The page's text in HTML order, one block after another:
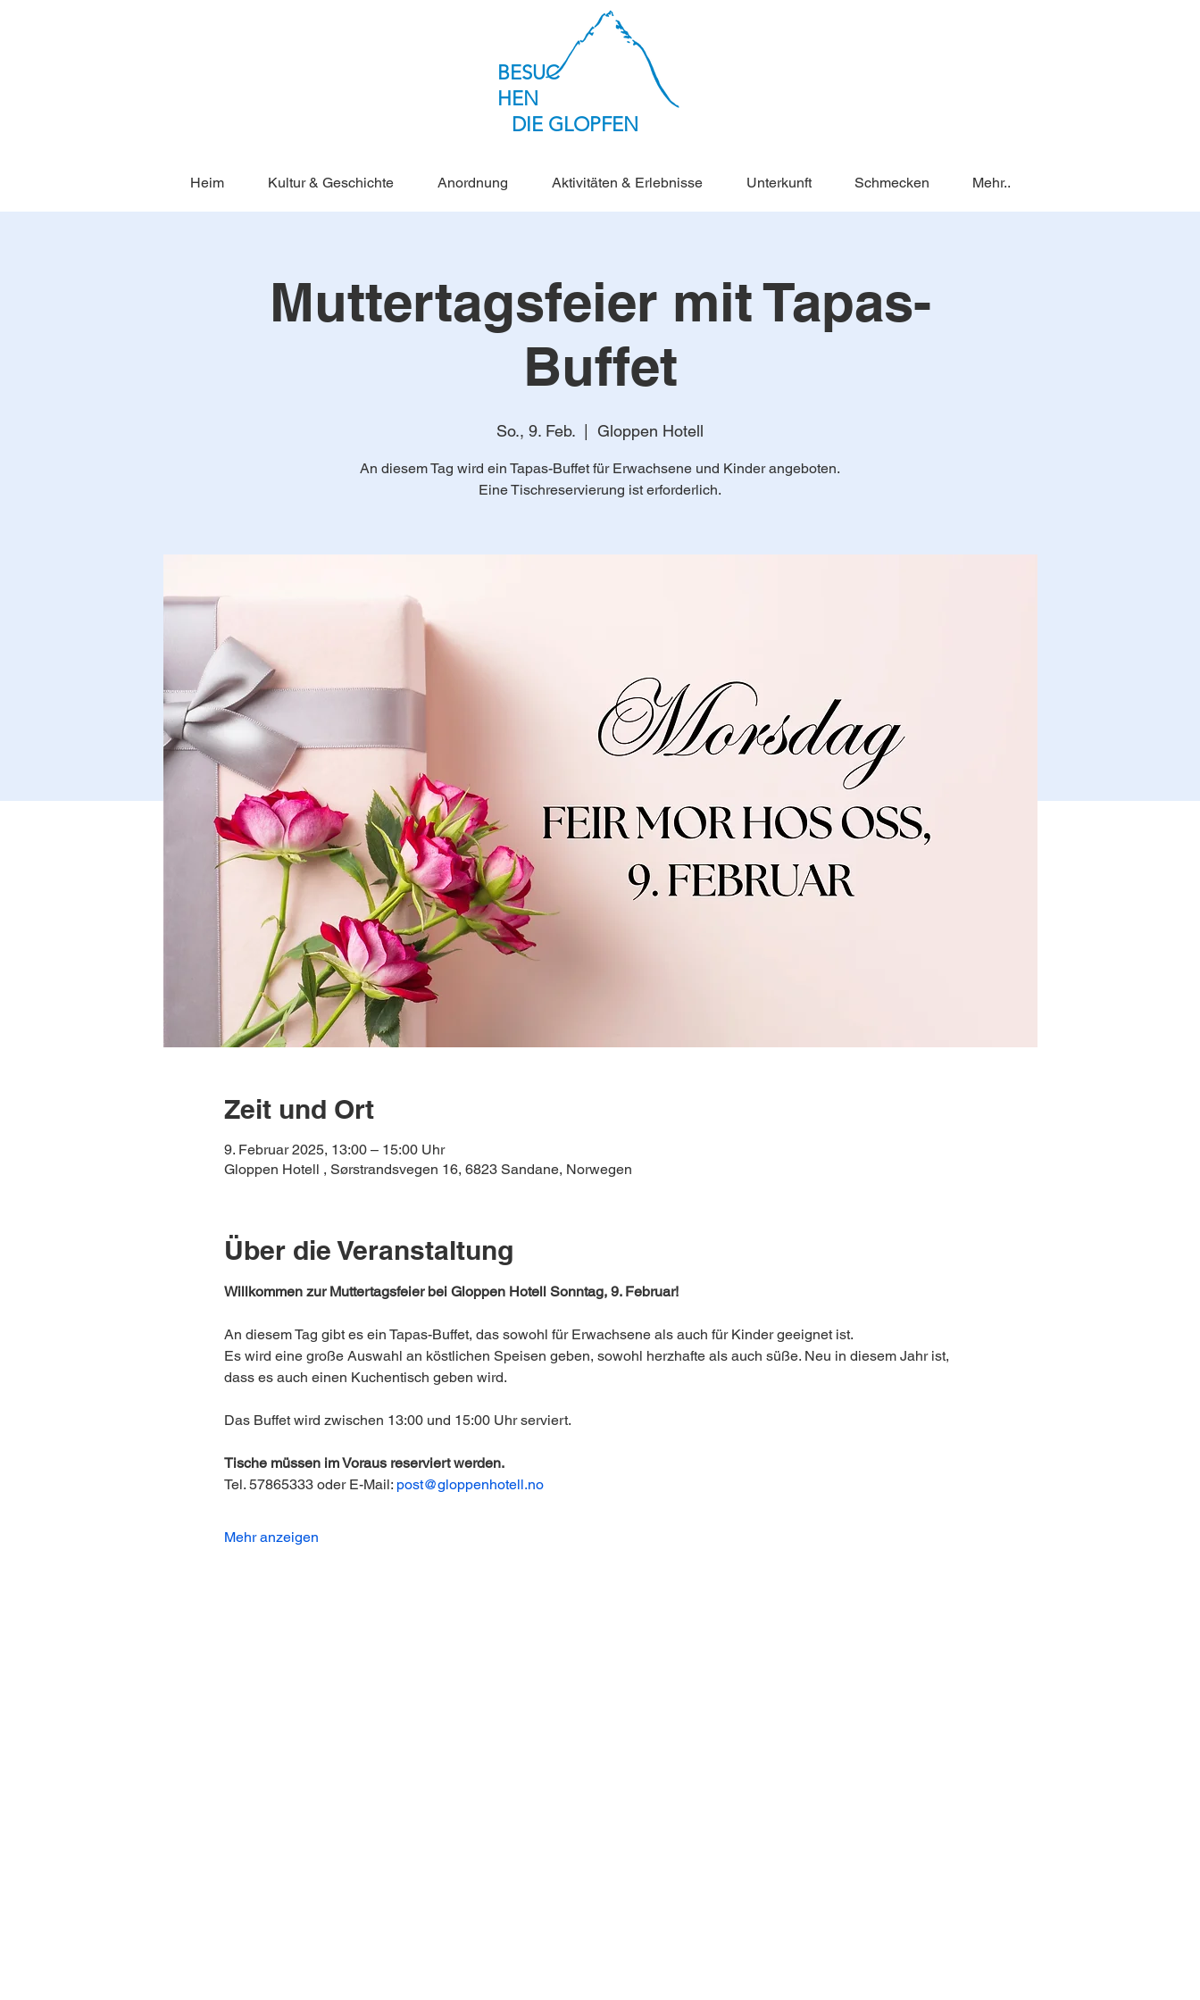
BESUC
HEN
DIE GLOPFEN
Heim Kultur & Geschichte Anordnung Aktivitäten & Erlebnisse Unterkunft Schmecken Mehr..
Muttertagsfeier mit Tapas-
Buffet
So., 9. Feb. Gloppen Hotell
An diesem Tag wird ein Tapas-Buffet für Erwachsene und Kinder angeboten.
Eine Tischreservierung ist erforderlich.
Zeit und Ort
9. Februar 2025, 13:00 – 15:00 Uhr
Gloppen Hotell , Sørstrandsvegen 16, 6823 Sandane, Norwegen
Über die Veranstaltung
Willkommen zur Muttertagsfeier bei Gloppen Hotell Sonntag, 9. Februar!
An diesem Tag gibt es ein Tapas-Buffet, das sowohl für Erwachsene als auch für Kinder geeignet ist.
Es wird eine große Auswahl an köstlichen Speisen geben, sowohl herzhafte als auch süße. Neu in diesem Jahr ist,
dass es auch einen Kuchentisch geben wird.
Das Buffet wird zwischen 13:00 und 15:00 Uhr serviert.
Tische müssen im Voraus reserviert werden.
Tel. 57865333 oder E-Mail: post@gloppenhotell.no
Mehr anzeigen